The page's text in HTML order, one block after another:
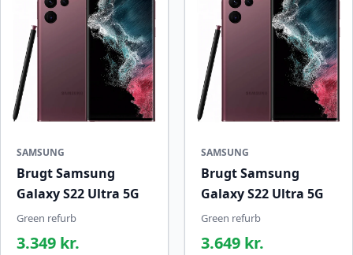
SAMSUNG
Brugt Samsung
Galaxy S22 Ultra 5G
Green refurb
3.349 kr.
SAMSUNG
Brugt Samsung
Galaxy S22 Ultra 5G
Green refurb
3.649 kr.